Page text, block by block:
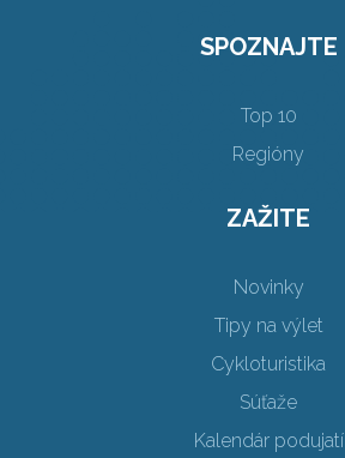
SPOZNAJTE
Top 10
Regióny
ZAŽITE
Novinky
Tipy na výlet
Cykloturistika
Súťaže
Kalendár podujatí